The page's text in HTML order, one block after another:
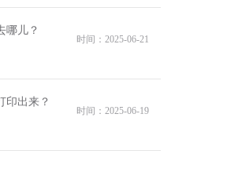
哪儿？
时间：2025-06-21
印出来？
时间：2025-06-19